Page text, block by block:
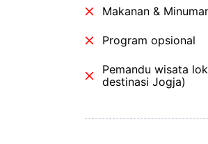
Makanan &
Program opsional
Pemandu wisata
destinasi Jogja)